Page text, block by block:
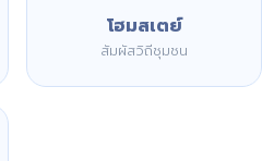
โฮมสเตย์
สัมผัสวิถีชุมชน